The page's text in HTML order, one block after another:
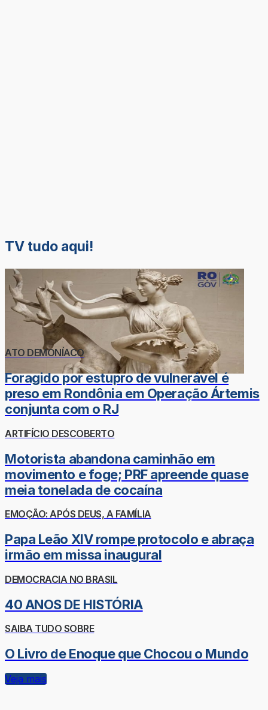
TV tudo aqui!
ATO DEMONÍACO
Foragido por estupro de vulnerável é
preso em Rondônia em Operação Ártemis
conjunta com o RJ
ARTIFÍCIO DESCOBERTO
Motorista abandona caminhão em
movimento e foge; PRF apreende quase
meia tonelada de cocaína
EMOÇÃO: APÓS DEUS, A FAMÍLIA
Papa Leão XIV rompe protocolo e abraça
irmão em missa inaugural
DEMOCRACIA NO BRASIL
40 ANOS DE HISTÓRIA
SAIBA TUDO SOBRE
O Livro de Enoque que Chocou o Mundo
Veja mais